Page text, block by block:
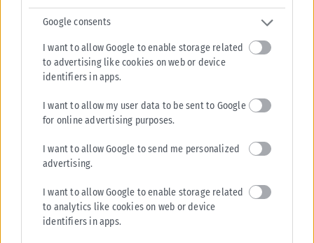
Google consents
I want to allow Google to enable storage related
to advertising like cookies on web or device
identifiers in apps.
I want to allow my user data to be sent to Google
for online advertising purposes.
I want to allow Google to send me personalized
advertising.
I want to allow Google to enable storage related
to analytics like cookies on web or device
identifiers in apps.
ΔΙΕΘΝΉ
οι 3 σοβαρά
Συναγερμός έχει σημάνει στη Γερμανία μετά από σοβαρό τροχαίο που
σημειώθηκε στο Γκελζενκίρχεν, όταν δύο τραμ συγκρούστηκαν